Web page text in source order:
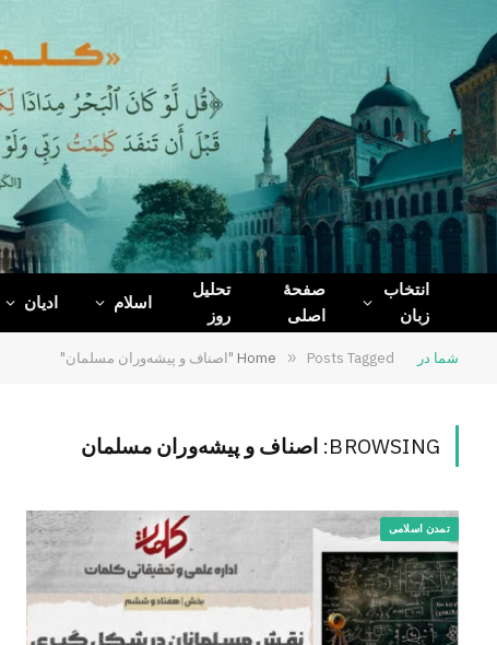
Facebook
X
(Twitter)
Telegram
WhatsApp
انتخاب
زبان
صفحۀ
اصلی
تحلیل
روز
اسلام ادیان
شما در Home » Posts Tagged "اصناف و پیشه‌وران مسلمان"
BROWSING: اصناف و پیشه‌وران مسلمان
تمدن اسلامی